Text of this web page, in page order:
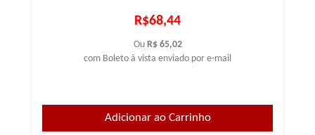
R$68,44
Ou R$ 65,02
com Boleto à vista enviado por e-mail